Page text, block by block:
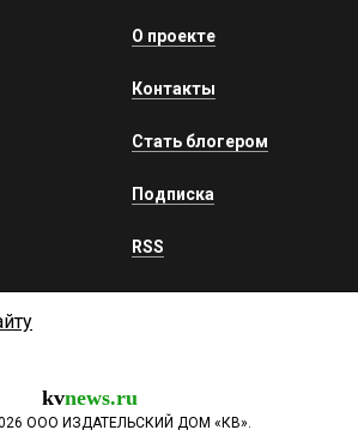
О проекте
Контакты
Стать блогером
Подписка
RSS
kvnews.ru
ООО ИЗДАТЕЛЬСКИЙ ДОМ «КВ».